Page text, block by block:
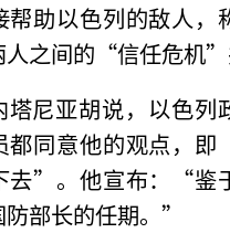
帮助以色列的敌人，
人之间的“信任危机”
塔尼亚胡说，以色列
都同意他的观点，
去”。他宣布：“鉴
部长的任期。”